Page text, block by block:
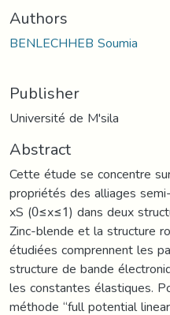
Authors
BENLECHHEB Soumia
Publisher
Université de M'sila
Abstract
Cette étude se concentre
propriétés des alliages
xS (0≤x≤1) dans deux
Zinc-blende et la structure
étudiées comprennent les
structure de bande
les constantes élastiques.
méthode “full potential